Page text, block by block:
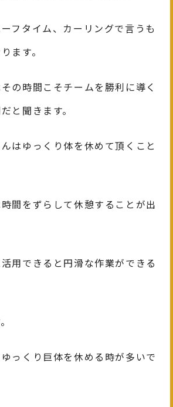
フタイム、カーリングで言うも
ます。
の時間こそチームを勝利に導く
と聞きます。
はゆっくり体を休めて頂くこと
間をずらして休憩することが出
用できると円滑な作業ができる
っくり巨体を休める時が多いで